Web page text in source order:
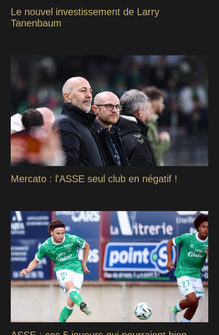
Le nouvel investissement de Larry
Tanenbaum
Mercato : l'ASSE seul club en négatif !